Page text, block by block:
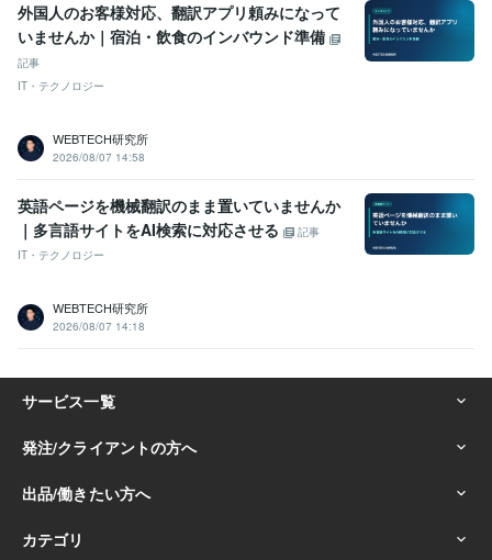
外国人のお客様対応、翻訳アプリ頼みになって
いませんか｜宿泊・飲食のインバウンド準備
記事
IT・テクノロジー
WEBTECH研究所
2026/08/07 14:58
英語ページを機械翻訳のまま置いていませんか
｜多言語サイトをAI検索に対応させる
記事
IT・テクノロジー
WEBTECH研究所
2026/08/07 14:18